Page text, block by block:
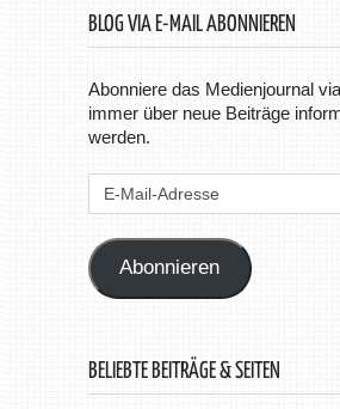
BLOG VIA E-MAIL ABONNIEREN
Abonniere das Medienjournal
immer über neue Beiträge
werden.
Abonnieren
BELIEBTE BEITRÄGE & SEITEN